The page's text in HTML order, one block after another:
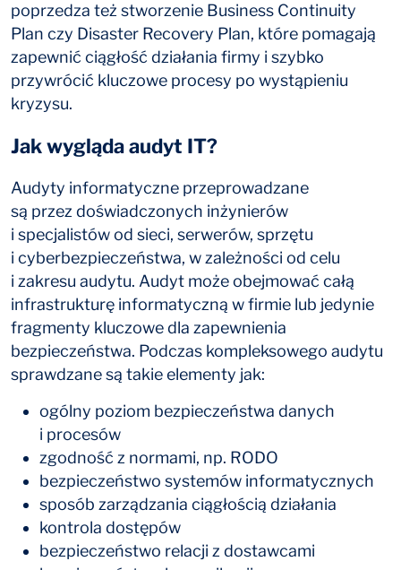
poprzedza też stworzenie Business Continuity
Plan czy Disaster Recovery Plan, które pomagają
zapewnić ciągłość działania firmy i szybko
przywrócić kluczowe procesy po wystąpieniu
kryzysu.
Jak wygląda audyt IT?
Audyty informatyczne przeprowadzane
są przez doświadczonych inżynierów
i specjalistów od sieci, serwerów, sprzętu
i cyberbezpieczeństwa, w zależności od celu
i zakresu audytu. Audyt może obejmować całą
infrastrukturę informatyczną w firmie lub jedynie
fragmenty kluczowe dla zapewnienia
bezpieczeństwa. Podczas kompleksowego audytu
sprawdzane są takie elementy jak:
ogólny poziom bezpieczeństwa danych
i procesów
zgodność z normami, np. RODO
bezpieczeństwo systemów informatycznych
sposób zarządzania ciągłością działania
kontrola dostępów
bezpieczeństwo relacji z dostawcami